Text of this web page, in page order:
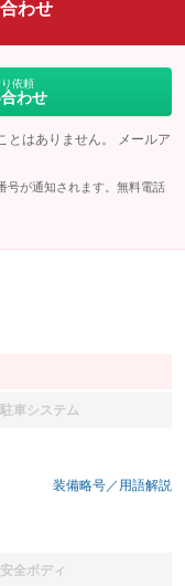
わせ
依頼
わせ
とはありません。 メールア
号が通知されます。無料電話
車システム
なし
装備略号／用語解説
全ボディ
なし